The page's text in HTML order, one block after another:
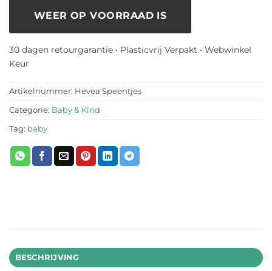
WEER OP VOORRAAD IS
30 dagen retourgarantie • Plasticvrij Verpakt • Webwinkel
Keur
Artikelnummer: Hevea Speentjes
Categorie: Baby & Kind
Tag: baby
BESCHRIJVING